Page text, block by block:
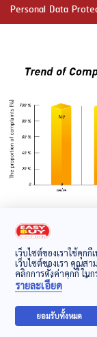
Us
Personal Data
Web Browser
EASY BUY PUBLIC
เว็บไซต์ของเราใช้คุก
เว็บไซต์ของเรา คุณส
คลิกการตั้งค่าคุกกี้ ใน
นโยบายเกี่ยวกับคุกกี้
รายละเอียด
ยอมรับทั้งหมด